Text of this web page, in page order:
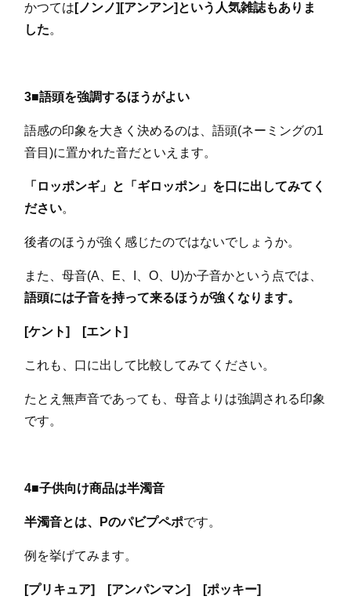
かつては [ノンノ][アンアン]という人気雑誌もありま
した。
3■語頭を強調するほうがよい
語感の印象を大きく決めるのは、語頭(ネーミングの1
音目)に置かれた音だといえます。
「ロッポンギ」と「ギロッポン」を口に出してみてく
ださい。
後者のほうが強く感じたのではないでしょうか。
また、母音(A、E、I、O、U)か子音かという点では、
語頭には子音を持って来るほうが強くなります。
[ケント] [エント]
これも、口に出して比較してみてください。
たとえ無声音であっても、母音よりは強調される印象
です。
4■子供向け商品は半濁音
半濁音とは、Pのパビプペポです。
例を挙げてみます。
[プリキュア] [アンパンマン] [ポッキー]